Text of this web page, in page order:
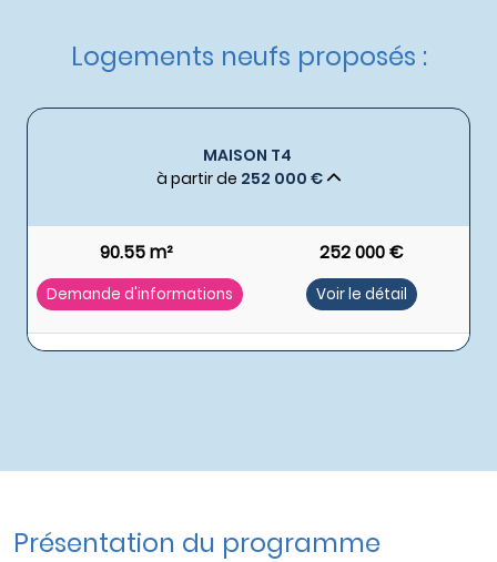
Logements neufs proposés :
MAISON T4
à partir de 252 000 €
90.55 m² 252 000 €
Demande d'informations Voir le détail
Présentation du programme